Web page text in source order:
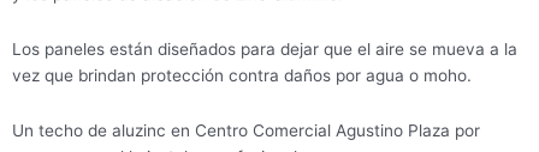
Los paneles están diseñados para dejar que el aire se mueva a la
vez que brindan protección contra daños por agua o moho.
Un techo de aluzinc en Centro Comercial Agustino Plaza por